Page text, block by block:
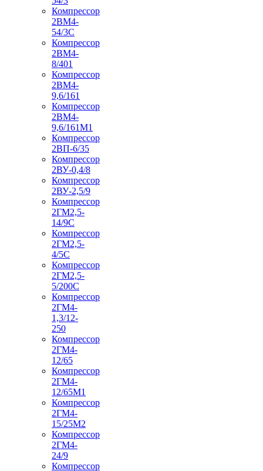
Компрессор
2ВМ4-
54/3С
Компрессор
2ВМ4-
8/401
Компрессор
2ВМ4-
9,6/161
Компрессор
2ВМ4-
9,6/161М1
Компрессор
2ВП-6/35
Компрессор
2ВУ-0,4/8
Компрессор
2ВУ-2,5/9
Компрессор
2ГМ2,5-
14/9С
Компрессор
2ГМ2,5-
4/5С
Компрессор
2ГМ2,5-
5/200С
Компрессор
2ГМ4-
1,3/12-
250
Компрессор
2ГМ4-
12/65
Компрессор
2ГМ4-
12/65М1
Компрессор
2ГМ4-
15/25М2
Компрессор
2ГМ4-
24/9
Компрессор